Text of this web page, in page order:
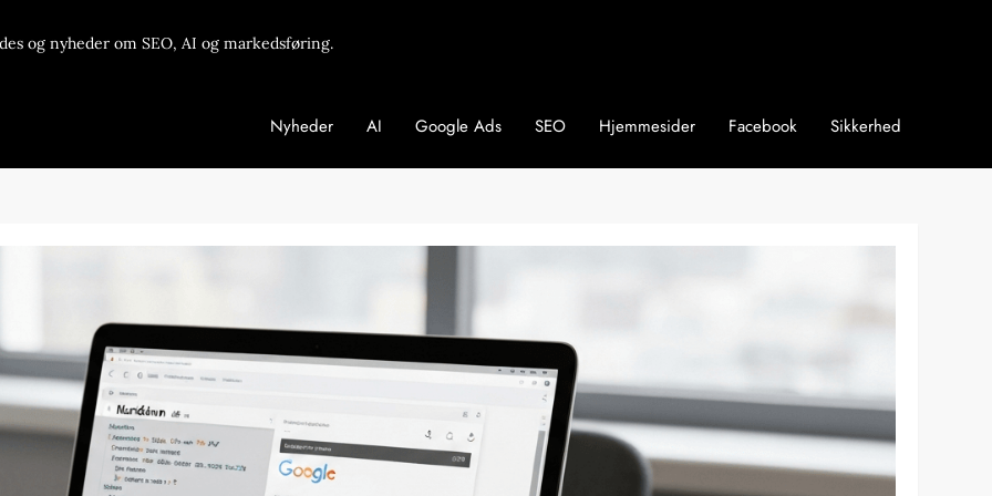
og nyheder om SEO, AI og markedsføring.
Nyheder AI Google Ads SEO Hjemmesider Facebook Sikkerhed